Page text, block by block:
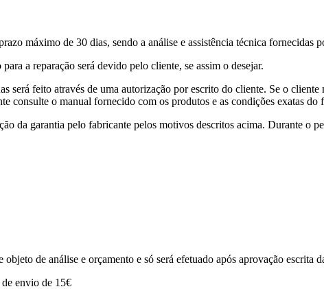
máximo de 30 dias, sendo a análise e assistência técnica fornecidas
a reparação será devido pelo cliente, se assim o desejar.
será feito através de uma autorização por escrito do cliente. Se o
consulte o manual fornecido com os produtos e as condições exatas do
da garantia pelo fabricante pelos motivos descritos acima. Durante o
de análise e orçamento e só será efetuado após aprovação escrita
de envio de 15€